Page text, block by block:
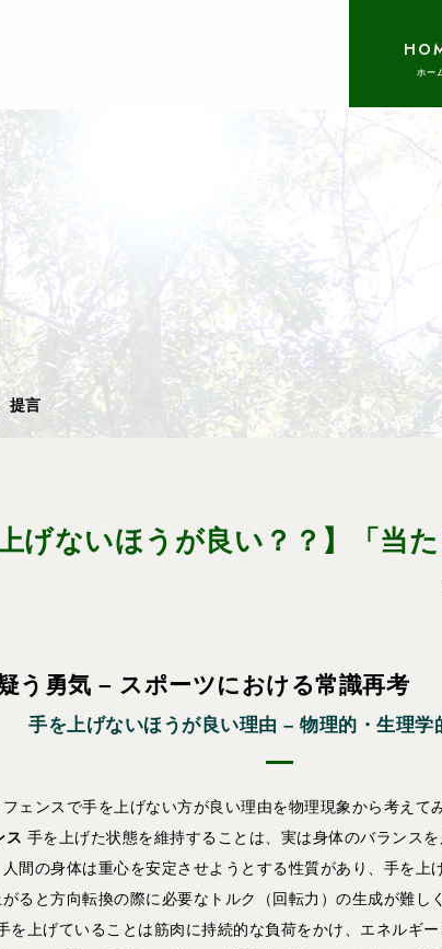
提言
上げないほうが良い？？】「当
う勇気 – スポーツにおける常識再考
手を上げないほうが良い理由 – 物理的・生理学
ェンスで手を上げない方が良い理由を物理現象から考えて
ス 手を上げた状態を維持することは、実は身体のバランス
間の身体は重心を安定させようとする性質があり、手を上
ると方向転換の際に必要なトルク（回転力）の生成が難し
を上げていることは筋肉に持続的な負荷をかけ、エネルギ